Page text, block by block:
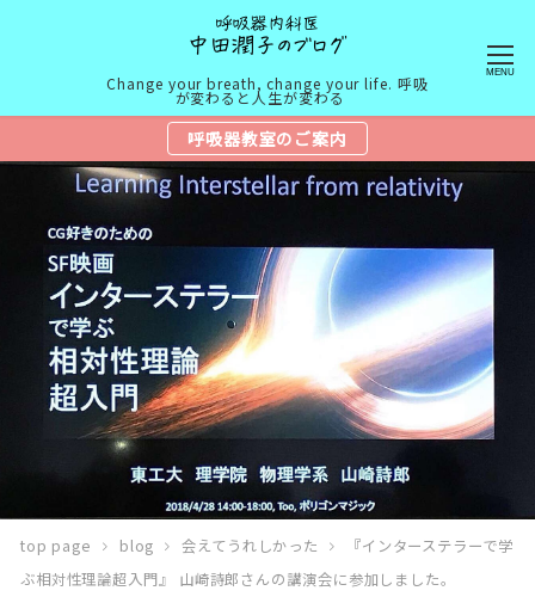
Change your breath, change your life. 呼吸
が変わると人生が変わる
MENU
呼吸器教室のご案内
top page blog 会えてうれしかった
『インターステラーで学
ぶ相対性理論超入門』 山崎詩郎さんの講演会に参加しました。